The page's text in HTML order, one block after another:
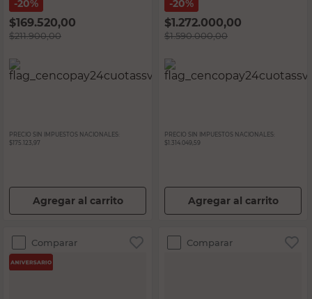
20%
$169.520,00
$211.900,00
PRECIO SIN IMPUESTOS NACIONALES:
$175.123,97
Agregar al carrito
20%
$1.272.000,00
$1.590.000,00
PRECIO SIN IMPUESTOS NACIONALES:
$1.314.049,59
Agregar al carrito
Comparar Comparar